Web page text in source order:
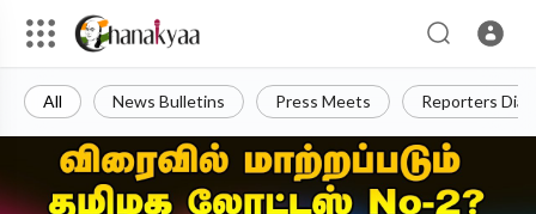
All News Bulletins Press Meets Reporters